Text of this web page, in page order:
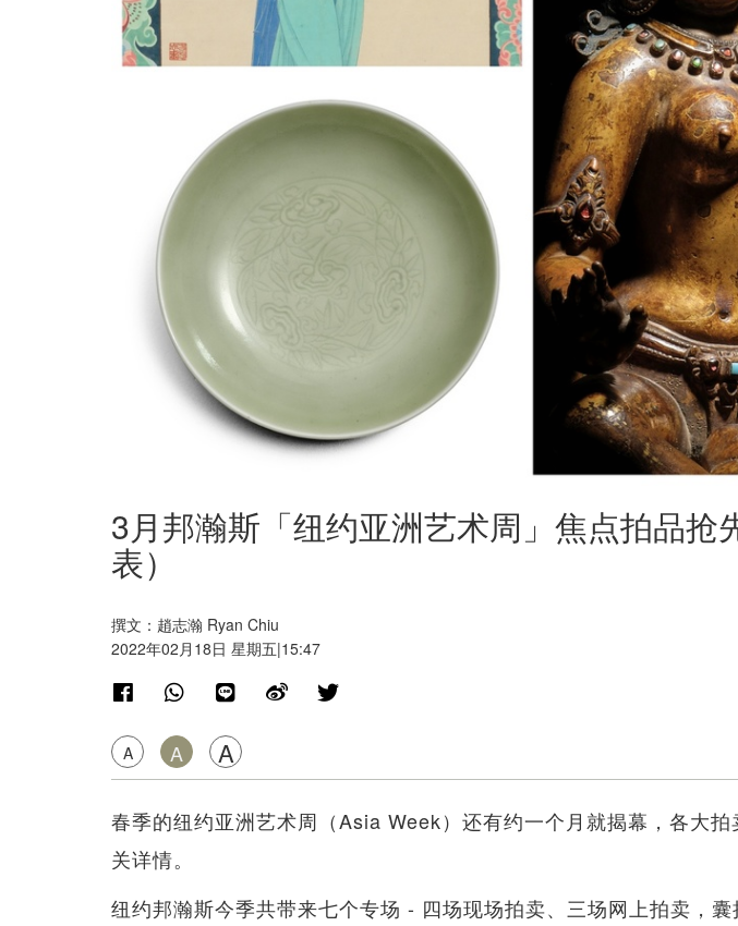
3月邦瀚斯「纽约亚洲艺术周」焦点拍品抢
表）
撰文：趙志瀚 Ryan Chiu
2022年02月18日 星期五|15:47
A A A
春季的纽约亚洲艺术周（Asia Week）还有约一个月就揭幕，各大
关详情。
纽约邦瀚斯今季共带来七个专场 - 四场现场拍卖、三场网上拍卖，